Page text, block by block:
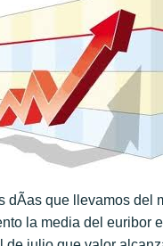
dÃ­as que llevamos del
la media del euribor